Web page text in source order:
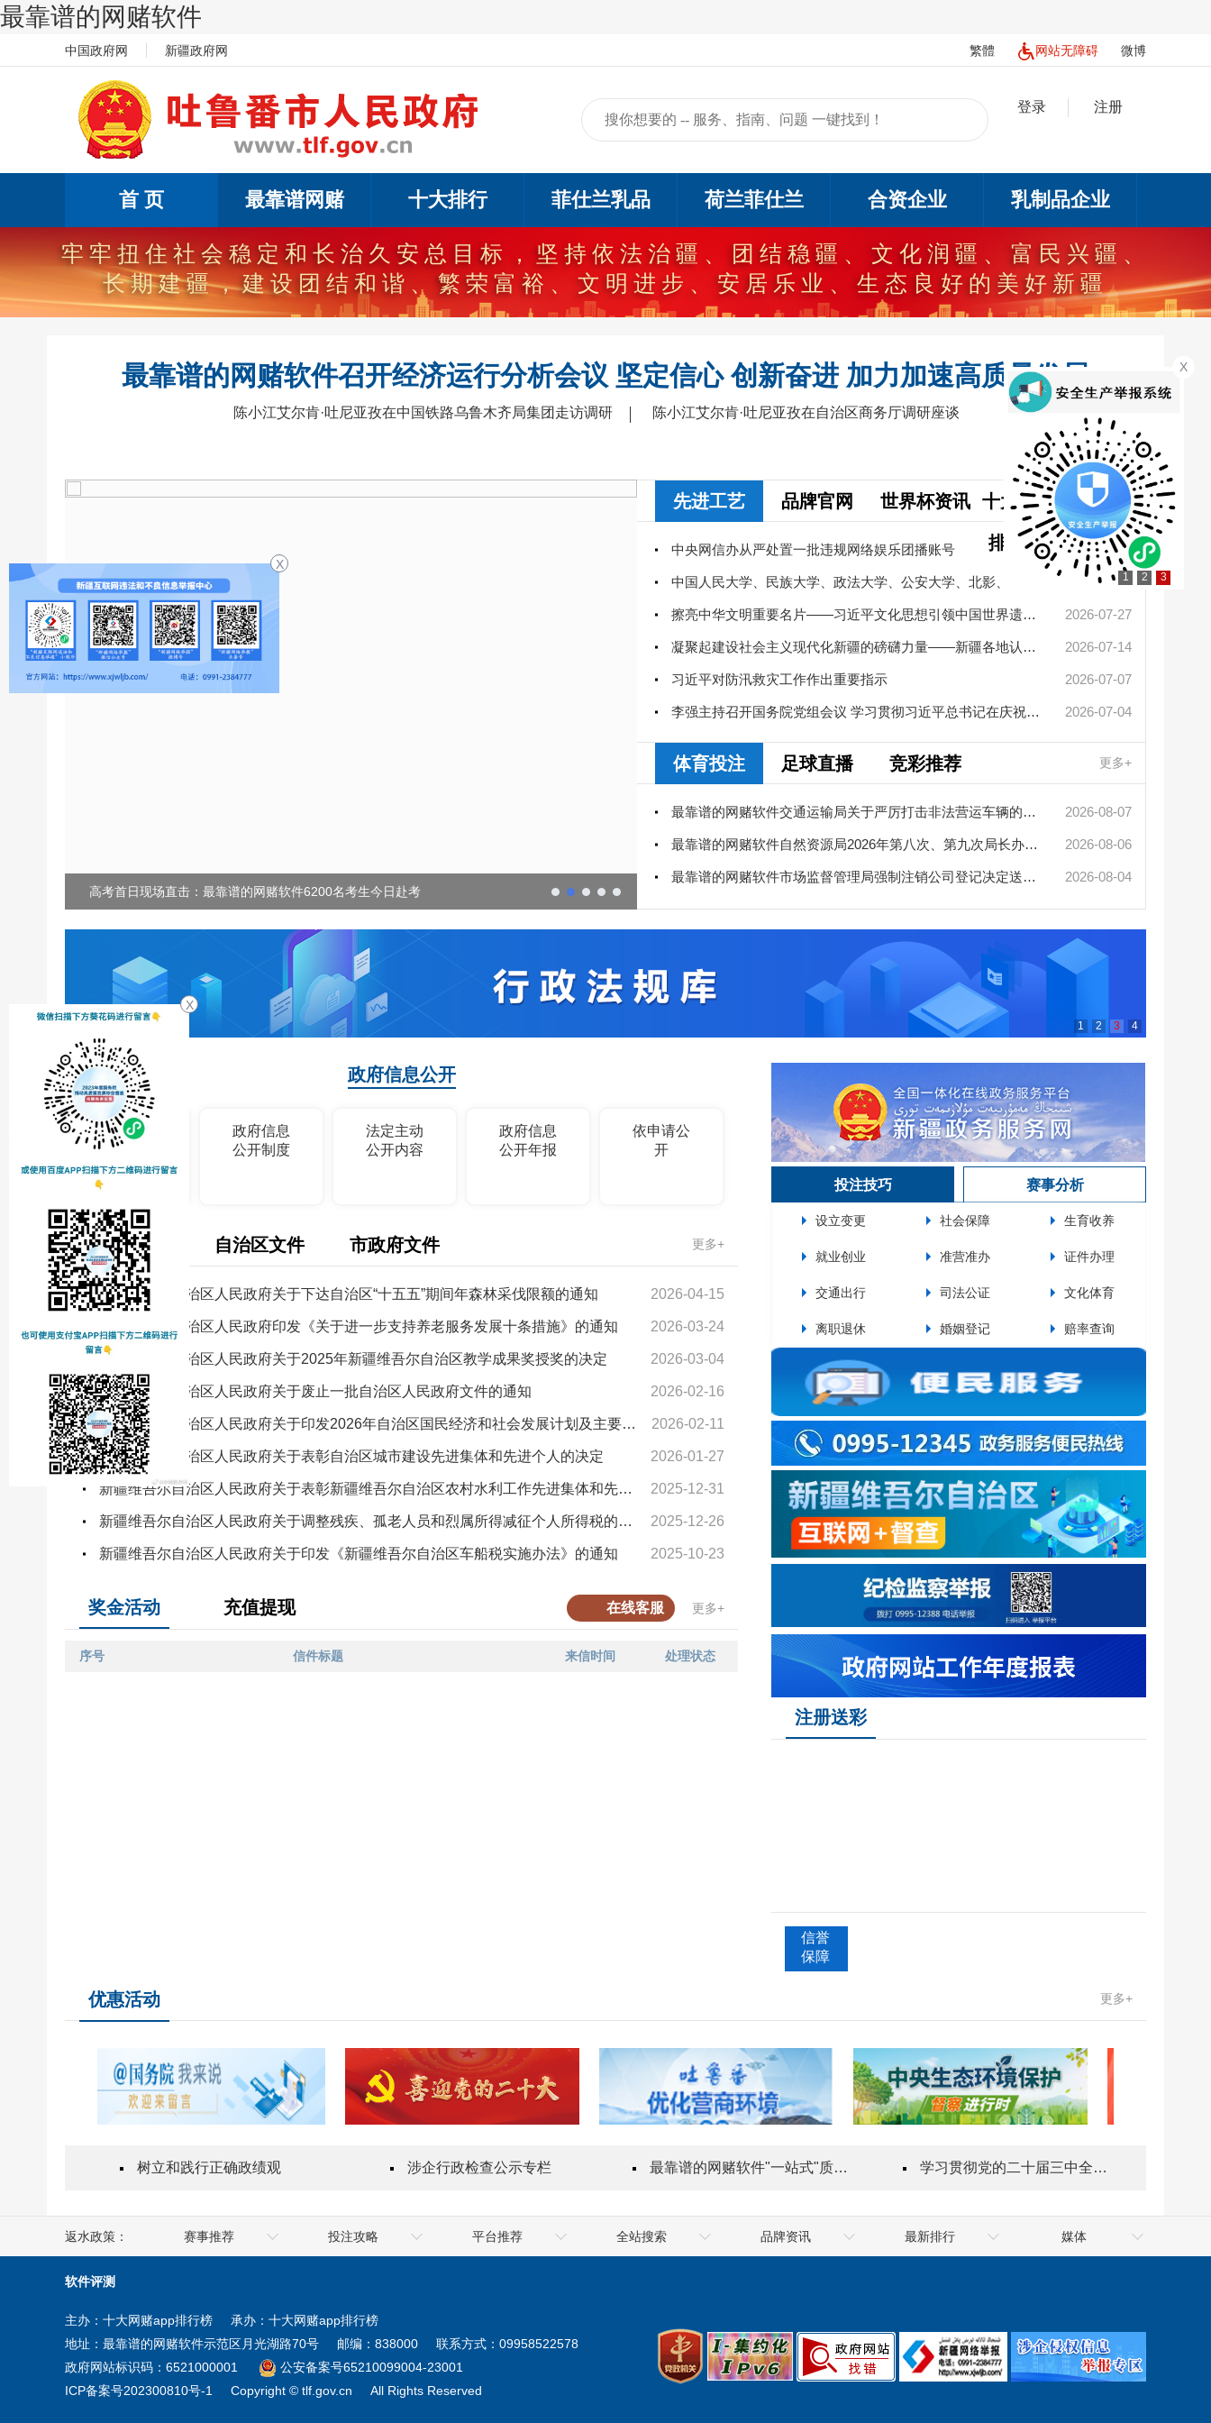
最靠谱的网赌软件
中国政府网 新疆政府网 繁體 网站无障碍 微博
登录 注册
首 页 最靠谱网赌 十大排行 菲仕兰乳品 荷兰菲仕兰 合资企业 乳制品企业
坚持以习近平新时代中国特色社会主义思想为指导，
完整准确贯彻新时代党的治疆方略，在新时代新征程上奋力建设美好新疆
最靠谱的网赌软件召开经济运行分析会议 坚定信心 创新奋进 加力加速高质量发展
陈小江艾尔肯·吐尼亚孜在中国铁路乌鲁木齐局集团走访调研 陈小江艾尔肯·吐尼亚孜在自治区商务厅调研座谈
习近平："老"是我们的财富，"小"是我们的未...
先进工艺 品牌官网 世界杯资讯 十大网赌app
排行榜要闻
更多+
中央网信办从严处置一批违规网络娱乐团播账号 2026-08-06
2026-07-31
擦亮中华文明重要名片——习近平文化思想引领中国世界遗产申报保... 2026-07-27
凝聚起建设社会主义现代化新疆的磅礴力量——新疆各地认真学习贯... 2026-07-14
习近平对防汛救灾工作作出重要指示 2026-07-07
李强主持召开国务院党组会议 学习贯彻习近平总书记在庆祝中国共产... 2026-07-04
体育投注 足球直播 竞彩推荐 更多+
最靠谱的网赌软件交通运输局关于严厉打击非法营运车辆的公告 2026-08-07
最靠谱的网赌软件自然资源局2026年第八次、第九次局长办公会审查通过矿业... 2026-08-06
最靠谱的网赌软件市场监督管理局强制注销公司登记决定送达公告 2026-08-04
1 2 3 4
政府信息公开
政府信息
公开指南
政府信息
公开制度
法定主动
公开内容
政府信息
公开年报
依申请公
开
国务院文件 自治区文件 市政府文件 更多+
新疆维吾尔自治区人民政府关于下达自治区“十五五”期间年森林采伐限额的通知 2026-04-15
新疆维吾尔自治区人民政府印发《关于进一步支持养老服务发展十条措施》的通知 2026-03-24
新疆维吾尔自治区人民政府关于2025年新疆维吾尔自治区教学成果奖授奖的决定 2026-03-04
新疆维吾尔自治区人民政府关于废止一批自治区人民政府文件的通知 2026-02-16
新疆维吾尔自治区人民政府关于印发2026年自治区国民经济和社会发展计划及主要指标的通知 2026-02-11
新疆维吾尔自治区人民政府关于表彰自治区城市建设先进集体和先进个人的决定 2026-01-27
新疆维吾尔自治区人民政府关于表彰新疆维吾尔自治区农村水利工作先进集体和先进个人的决定 2025-12-31
新疆维吾尔自治区人民政府关于调整残疾、孤老人员和烈属所得减征个人所得税的通知 2025-12-26
新疆维吾尔自治区人民政府关于印发《新疆维吾尔自治区车船税实施办法》的通知 2025-10-23
十大网赌app排行榜关于废止部分行政规范性文件和政策性文件...
十大网赌app排行榜关于印发《最靠谱的网赌软件运动员教练员奖励实施...
最靠谱的网赌软件百里风区公路极端天气防范应对规定
最靠谱的网赌软件城镇居民住宅小区电动车停放充电消防安全管理规定
关于规范最靠谱的网赌软件住宅小区公共收益使用管理相关工作的通知（
投注技巧 赛事分析
设立变更 社会保障 生育收养
就业创业 准营准办 证件办理
交通出行 司法公证 文化体育
离职退休 婚姻登记 赔率查询
奖金活动 充值提现 在线客服 更多+
序号 信件标题 来信时间 处理状态 序号 调查主题
注册送彩
信誉
保障
优惠活动 更多+
树立和践行正确政绩观 涉企行政检查公示专栏 最靠谱的网赌软件"一站式"质量服务指导站 学习贯彻党的二十届三中全会精神
返水政策： 赛事推荐
住房和城乡建设部
教育部
投注攻略
新疆
宁夏
平台推荐
统计局
全站搜索
阿勒泰地区
阿克苏地区
品牌资讯
网
最靠谱的网赌软件政府网
最新排行
信用中国（新疆·十大网赌
app排行榜）
媒体
天山网
新华网
软件评测
主办：十大网赌app排行榜
承办：十大网赌app排行榜
地址：最靠谱的网赌软件示范区月光湖路70号
邮编：838000
联系方式：09958522578
政府网站标识码：6521000001
公安备案号65210099004-23001
ICP备案号202300810号-1
Copyright © tlf.gov.cn All Rights Reserved
1 2 3
X
X
X